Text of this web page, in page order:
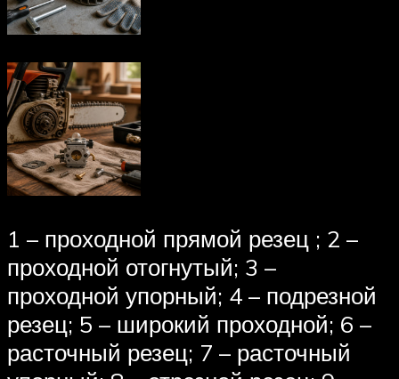
1 – проходной прямой резец ; 2 –
проходной отогнутый; 3 –
проходной упорный; 4 – подрезной
резец; 5 – широкий проходной; 6 –
расточный резец; 7 – расточный